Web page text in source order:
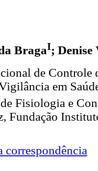
BragaI; Denise
de Controle
em
Fisiologia e
Fundação
correspondência